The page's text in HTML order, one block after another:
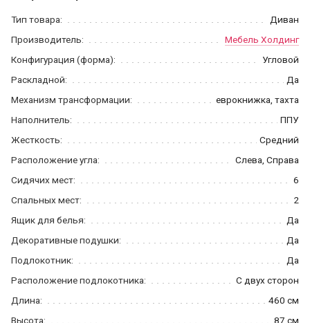
Тип товара:
Диван
Производитель:
Мебель Холдинг
Конфигурация (форма):
Угловой
Раскладной:
Да
Механизм трансформации:
еврокнижка, тахта
Наполнитель:
ППУ
Жесткость:
Средний
Расположение угла:
Слева, Справа
Сидячих мест:
6
Спальных мест:
2
Ящик для белья:
Да
Декоративные подушки:
Да
Подлокотник:
Да
Расположение подлокотника:
С двух сторон
Длина:
460 см
Высота:
87 см